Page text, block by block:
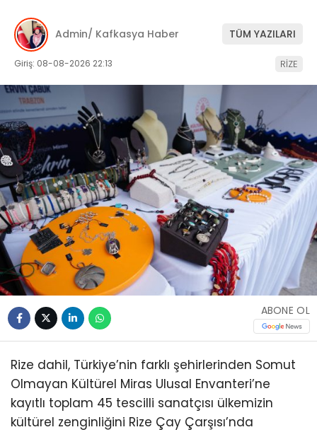
Admin/ Kafkasya Haber TÜM YAZILARI
Giriş: 08-08-2026 22:13 RİZE
ABONE OL
Rize dahil, Türkiye’nin farklı şehirlerinden Somut
Olmayan Kültürel Miras Ulusal Envanteri’ne
kayıtlı toplam 45 tescilli sanatçısı ülkemizin
kültürel zenginliğini Rize Çay Çarşısı’nda